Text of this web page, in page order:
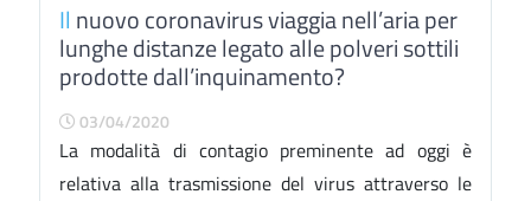
Il nuovo coronavirus viaggia nell’aria per
lunghe distanze legato alle polveri sottili
prodotte dall’inquinamento?
03/04/2020
La modalità di contagio preminente ad oggi è
relativa alla trasmissione del virus attraverso le